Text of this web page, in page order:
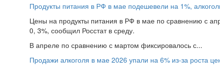
Продукты питания в РФ в мае подешевели на 1%,
Цены на продукты питания в РФ в мае по сравнению с
0, 3%, сообщил Росстат в среду.
В апреле по сравнению с мартом фиксировалось с...
Продажи алкоголя в мае 2026 упали на 6% из-за роста